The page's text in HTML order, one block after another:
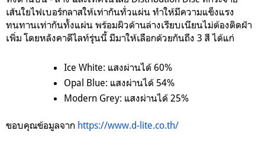
เส้นใยไฟเบอร์กลาสให้เท่ากันทั่วแผ่น ทำให้มีความแข็งแรง
ทนทานเท่ากันทั้งแผ่น พร้อมผิวด้านล่างเรียบเนียนไม่ต้องติดฝ้า
เพิ่ม โดยหลังคาดีไลท์รุ่นนี้ มีมาให้เลือกด้วยกันถึง 3 สี ได้แก่
Ice White: แสงผ่านได้ 60%
Opal Blue: แสงผ่านได้ 54%
Modern Grey: แสงผ่านได้ 25%
ขอบคุณข้อมูลจาก https://www.d-lite.co.th/